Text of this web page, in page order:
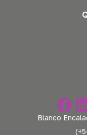
Blanco